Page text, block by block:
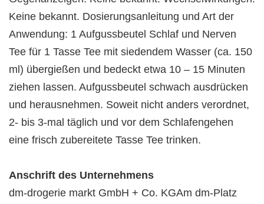
Keine bekannt. Dosierungsanleitung und Art der
Anwendung: 1 Aufgussbeutel Schlaf und Nerven
Tee für 1 Tasse Tee mit siedendem Wasser (ca. 150
ml) übergießen und bedeckt etwa 10 – 15 Minuten
ziehen lassen. Aufgussbeutel schwach ausdrücken
und herausnehmen. Soweit nicht anders verordnet,
2- bis 3-mal täglich und vor dem Schlafengehen
eine frisch zubereitete Tasse Tee trinken.
Anschrift des Unternehmens
dm-drogerie markt GmbH + Co. KGAm dm-Platz